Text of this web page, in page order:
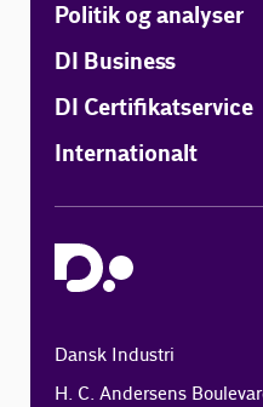
Politik og analyser
DI Business
DI Certifikatservice
Internationalt
Dansk Industri
H. C. Andersens